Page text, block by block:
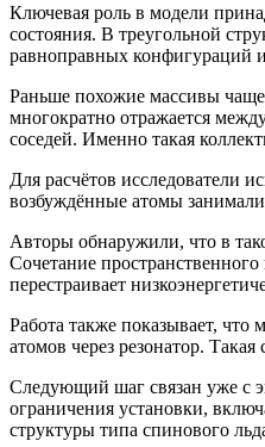
Ключевая роль в модели
состояния. В треугольной
равноправных конфигураций и
Раньше похожие массивы чаще
многократно отражается
соседей. Именно такая
Для расчётов исследователи
возбуждённые атомы
Авторы обнаружили, что в
Сочетание
перестраивает
Работа также показывает, что
атомов через резонатор.
Следующий шаг связан уже с
ограничения установки,
структуры типа спинового